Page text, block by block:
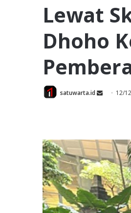
Lewat
Dhoho
satuwarta.id
Send 12/